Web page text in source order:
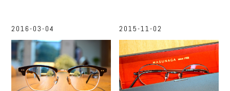
2016-03-04 2015-11-02